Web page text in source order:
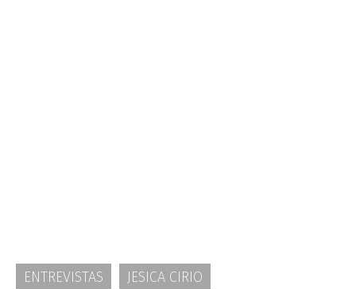
ENTREVISTAS
JESICA CIRIO